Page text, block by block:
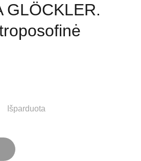
GLÖCKLER.
Išparduota